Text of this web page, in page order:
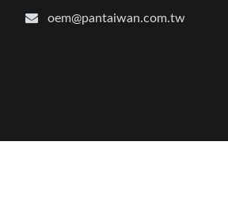
oem@pantaiwan.com.tw